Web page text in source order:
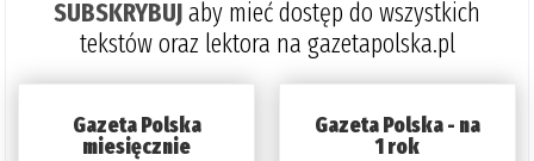
SUBSKRYBUJaby mieć dostęp do wszystkich
tekstów oraz lektora na gazetapolska.pl
Gazeta Polska
miesięcznie
Gazeta Polska - na
1 rok